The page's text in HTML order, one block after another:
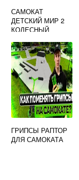
САМОКАТ
ДЕТСКИЙ МИР 2
КОЛЕСНЫЙ
ГРИПСЫ РАПТОР
ДЛЯ САМОКАТА